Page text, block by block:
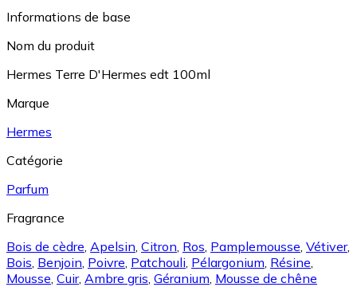
Informations de base
Nom du produit
Hermes Terre D'Hermes edt 100ml
Marque
Hermes
Catégorie
Parfum
Fragrance
Bois de cèdre Apelsin Citron Ros Pamplemousse Vétiver,
Bois Benjoin Poivre Patchouli Pélargonium Résine
Mousse Cuir, Ambre gris Géranium Mousse de chêne